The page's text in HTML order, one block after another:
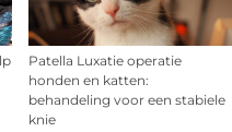
Patella Luxatie operatie
honden en katten:
behandeling voor een stabiele
knie